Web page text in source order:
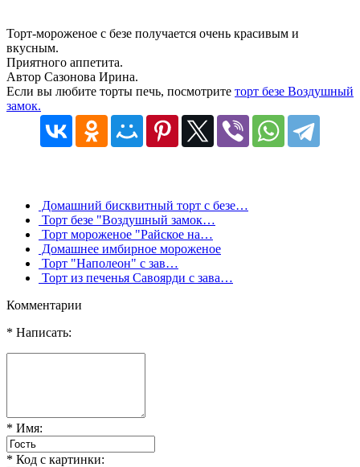
Торт-мороженое с безе получается очень красивым и
вкусным.
Приятного аппетита.
Автор Сазонова Ирина.
Если вы любите торты печь, посмотрите торт безе Воздушный
замок.
Домашний бисквитный торт с безе…
Торт безе "Воздушный замок…
Торт мороженое "Райское на…
Домашнее имбирное мороженое
Торт "Наполеон" с зав…
Торт из печенья Савоярди с зава…
Комментарии
* Написать:
* Имя:
* Код с картинки: